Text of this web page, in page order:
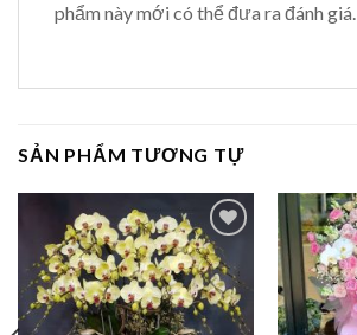
phẩm này mới có thể đưa ra đánh giá.
SẢN PHẨM TƯƠNG TỰ